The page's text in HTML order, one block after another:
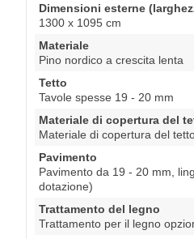
Dimensioni esterne
1300 x 1095 cm
Materiale
Pino nordico a crescita lenta
Tetto
Tavole spesse 19 - 20 mm
Materiale di copertura del
Materiale di copertura del
Pavimento
Pavimento da 19 - 20 mm,
dotazione)
Trattamento del legno
Trattamento per il legno